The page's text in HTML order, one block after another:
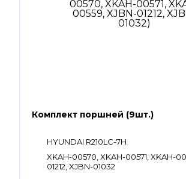
Комплект поршней (9шт.)
HYUNDAI R210LC-7H
XKAH-00570, XKAH-00571, XKAH-
01212, XJBN-01032